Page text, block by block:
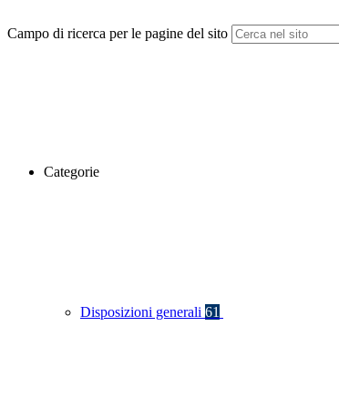
Campo di ricerca per le pagine del sito
Categorie
Disposizioni generali 61